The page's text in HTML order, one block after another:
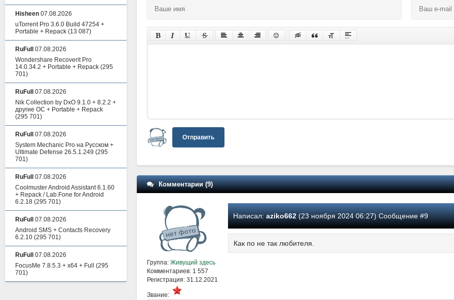
Отправить
Комментарии (9)
Группа: Живущий здесь
Комментариев: 1 557
Регистрация: 31.12.2021
Звание:
Написал: aziko662(23 ноября 2024 06:27) Сообщение #9
Как по не так любителя.
Hisheen 07.08.2026
uTorrent Pro 3.6.0 Build 47254 +
Portable + Repack (13 087)
RuFull
07.08.2026
Wondershare Recoverit Pro
14.0.34.2 + Portable + Repack (295
701)
RuFull
07.08.2026
Nik Collection by DxO 9.1.0 + 8.2.2 +
другие ОС + Portable + Repack
(295 701)
RuFull
07.08.2026
System Mechanic Pro на Русском +
Ultimate Defense 26.5.1.249 (295
701)
RuFull
07.08.2026
Coolmuster Android Assistant 6.1.60
+ Repack / Lab.Fone for Android
6.2.18 (295 701)
RuFull
07.08.2026
Android SMS + Contacts Recovery
6.2.10 (295 701)
RuFull
07.08.2026
FocusMe 7.8.5.3 + x64 + Full
(295
701)